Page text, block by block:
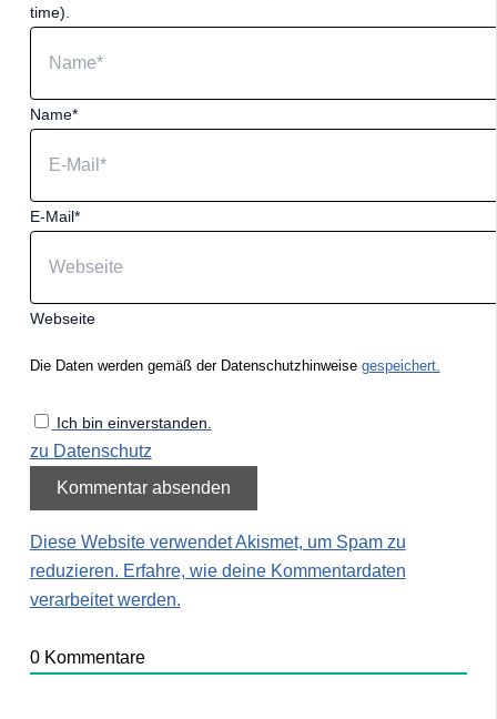
time).
Name*
E-Mail*
Webseite
Die Daten werden gemäß der Datenschutzhinweise gespeichert.
Ich bin einverstanden.
zu Datenschutz
Diese Website verwendet Akismet, um Spam zu
reduzieren. Erfahre, wie deine Kommentardaten
verarbeitet werden.
0Kommentare